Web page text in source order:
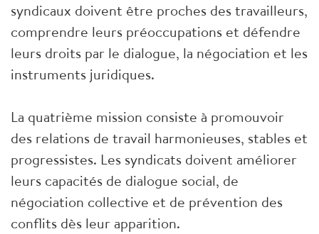
syndicaux doivent être proches des travailleurs,
comprendre leurs préoccupations et défendre
leurs droits par le dialogue, la négociation et les
instruments juridiques.
La quatrième mission consiste à promouvoir
des relations de travail harmonieuses, stables et
progressistes. Les syndicats doivent améliorer
leurs capacités de dialogue social, de
négociation collective et de prévention des
conflits dès leur apparition.